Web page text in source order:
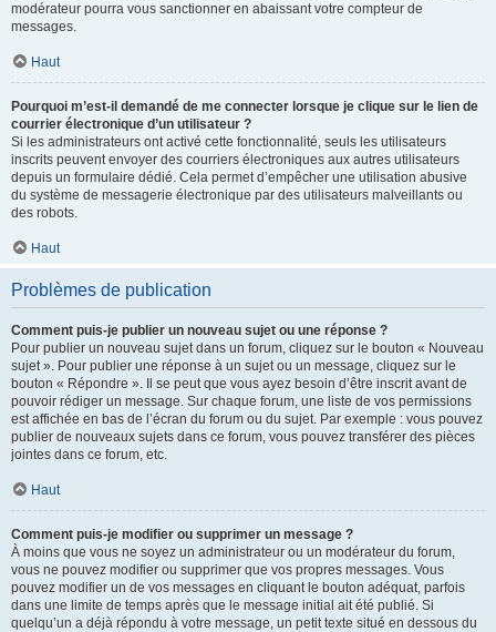
modérateur pourra vous sanctionner en abaissant votre compteur de
messages.
Haut
Pourquoi m’est-il demandé de me connecter lorsque je clique sur le lien de
courrier électronique d’un utilisateur ?
Si les administrateurs ont activé cette fonctionnalité, seuls les utilisateurs
inscrits peuvent envoyer des courriers électroniques aux autres utilisateurs
depuis un formulaire dédié. Cela permet d’empêcher une utilisation abusive
du système de messagerie électronique par des utilisateurs malveillants ou
des robots.
Haut
Problèmes de publication
Comment puis-je publier un nouveau sujet ou une réponse ?
Pour publier un nouveau sujet dans un forum, cliquez sur le bouton « Nouveau
sujet ». Pour publier une réponse à un sujet ou un message, cliquez sur le
bouton « Répondre ». Il se peut que vous ayez besoin d’être inscrit avant de
pouvoir rédiger un message. Sur chaque forum, une liste de vos permissions
est affichée en bas de l’écran du forum ou du sujet. Par exemple : vous pouvez
publier de nouveaux sujets dans ce forum, vous pouvez transférer des pièces
jointes dans ce forum, etc.
Haut
Comment puis-je modifier ou supprimer un message ?
À moins que vous ne soyez un administrateur ou un modérateur du forum,
vous ne pouvez modifier ou supprimer que vos propres messages. Vous
pouvez modifier un de vos messages en cliquant le bouton adéquat, parfois
dans une limite de temps après que le message initial ait été publié. Si
quelqu’un a déjà répondu à votre message, un petit texte situé en dessous du